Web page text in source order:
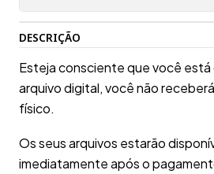
DESCRIÇÃO
Esteja consciente que você está
arquivo digital, você não
físico.
Os seus arquivos estarão
imediatamente após o